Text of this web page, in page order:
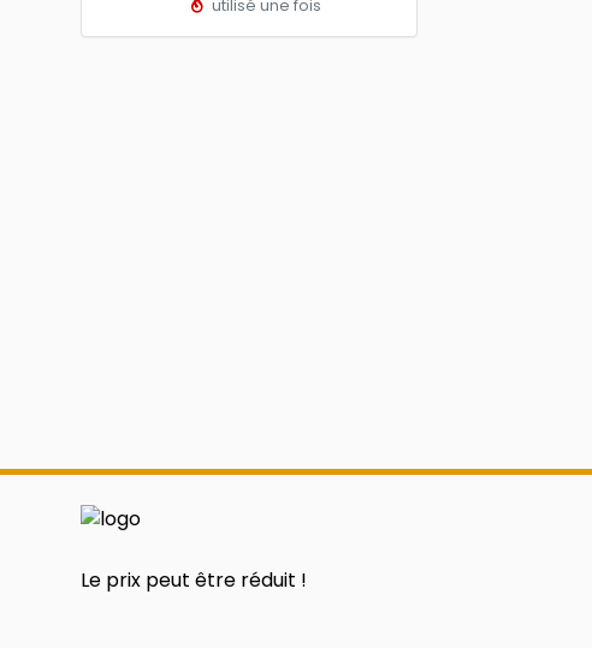
utilisé une fois
Le prix peut être réduit !